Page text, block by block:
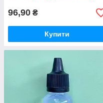
96,90 ₴
Купити